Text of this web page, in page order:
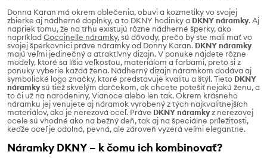
Donna Karan má okrem oblečenia, obuvi a kozmetiky vo svojej
zbierke aj nádherné doplnky, a to DKNY hodinky a DKNY náramky. Aj
napriek tomu, že na trhu existujú rôzne nádherné šperky, ako
napríkladCoccinelle náramky, sú dôvody, prečo by ste mali mať vo
svojej šperkovnici práve náramky od Donny Karan. DKNY náramky
majú veľmi jedinečný a atraktívny dizajn. V ponuke nájdete rôzne
modely, ktoré sa líšia veľkosťou, materiálom a farbami, preto si z
ponuky vyberie každá žena. Nádherný dizajn náramkom dodáva aj
symbolické logo značky, ktoré predstavuje kvalitu a štýl. Tieto DKNY
náramkysú tiež skvelým darčekom, ak chcete potešiť nejakú ženu, a
to či už na narodeniny, Vianoce alebo len tak. Okrem krásneho
náramku jej venujete aj náramok vyrobený z tých najkvalitnejších
materiálov, ako je nerezová oceľ. Práve DKNY náramkyz nerezovej
ocele sú vhodné ako na bežný deň, tak aj na špeciálne príležitosti,
keďže oceľ je odolná, pevná, ale zároveň vyzerá veľmi elegantne.
Náramky DKNY – k čomu ich kombinovať?